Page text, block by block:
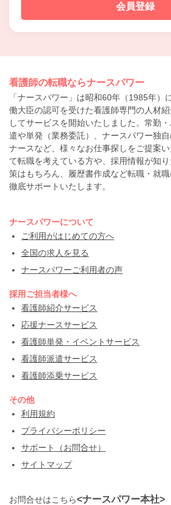
会員登録
看護師の転職ならナースパワー
「ナースパワー」は昭和60年（1985年）
働大臣の認可を受けた看護師専門の人材
してサービスを開始いたしました。常勤
遣や単発（業務委託）、ナースパワー独
ナースなど、様々なお仕事探しをご提案
て転職を考えている方や、採用情報が知
策はもちろん、履歴書作成など転職・就
徹底サポートいたします。
ナースパワーについて
ご利用がはじめての方へ
全国の求人を見る
ナースパワーご利用者の声
採用ご担当者様へ
看護師紹介サービス
応援ナースサービス
看護師単発・イベントサービス
看護師派遣サービス
看護師添乗サービス
その他
利用規約
プライバシーポリシー
サポート（お問合せ）
サイトマップ
お問合せはこちら<ナースパワー本社>